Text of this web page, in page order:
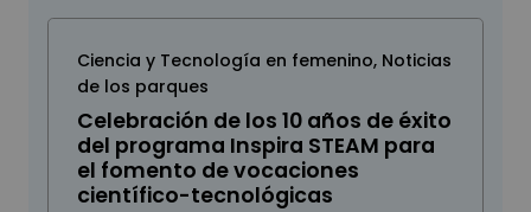
Ciencia y Tecnología en femenino, Noticias
de los parques
Celebración de los 10 años de éxito
del programa Inspira STEAM para
el fomento de vocaciones
científico-tecnológicas